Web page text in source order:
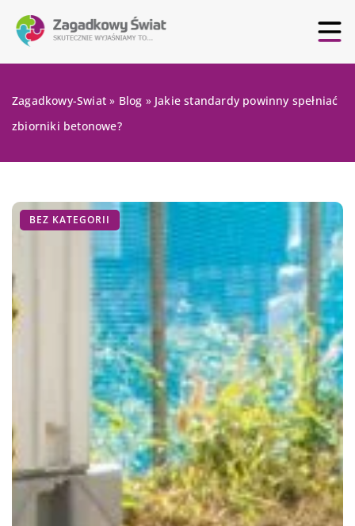
Zagadkowy-Swiat » Blog » Jakie standardy powinny spełniać
zbiorniki betonowe?
BEZ KATEGORII